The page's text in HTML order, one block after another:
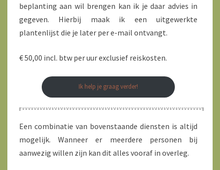
beplanting aan wil brengen kan ik je daar advies in
gegeven. Hierbij maak ik een uitgewerkte
plantenlijst die je later per e-mail ontvangt.
€ 50,00 incl. btw per uur exclusief reiskosten.
Ik help je graag verder!
Een combinatie van bovenstaande diensten is altijd
mogelijk. Wanneer er meerdere personen bij
aanwezig willen zijn kan dit alles vooraf in overleg.